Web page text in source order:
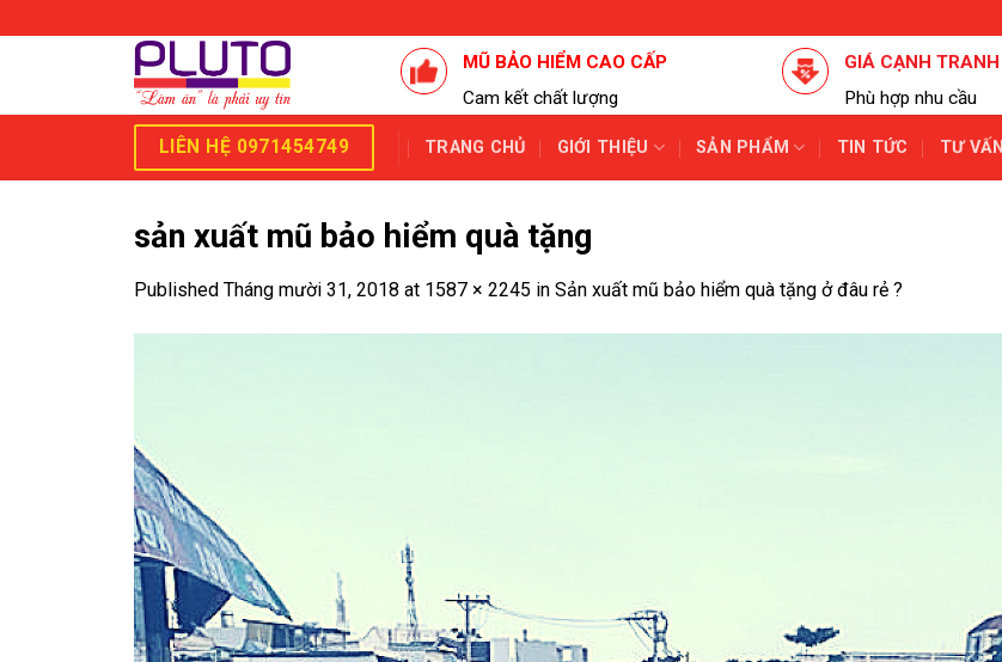
to
MŨ BẢO HIỂM CAO CẤP
Cam kết chất lượng
GIÁ CẠNH TRANH
Phù hợp nhu cầu
LIÊN HỆ 0971454749 TRANG CHỦ GIỚI THIỆU SẢN PHẨM TIN TỨC TƯ VẤN
sản xuất mũ bảo hiểm quà tặng
Published Tháng mười 31, 2018 at 1587 × 2245 in Sản xuất mũ bảo hiểm quà tặng ở đâu rẻ ?